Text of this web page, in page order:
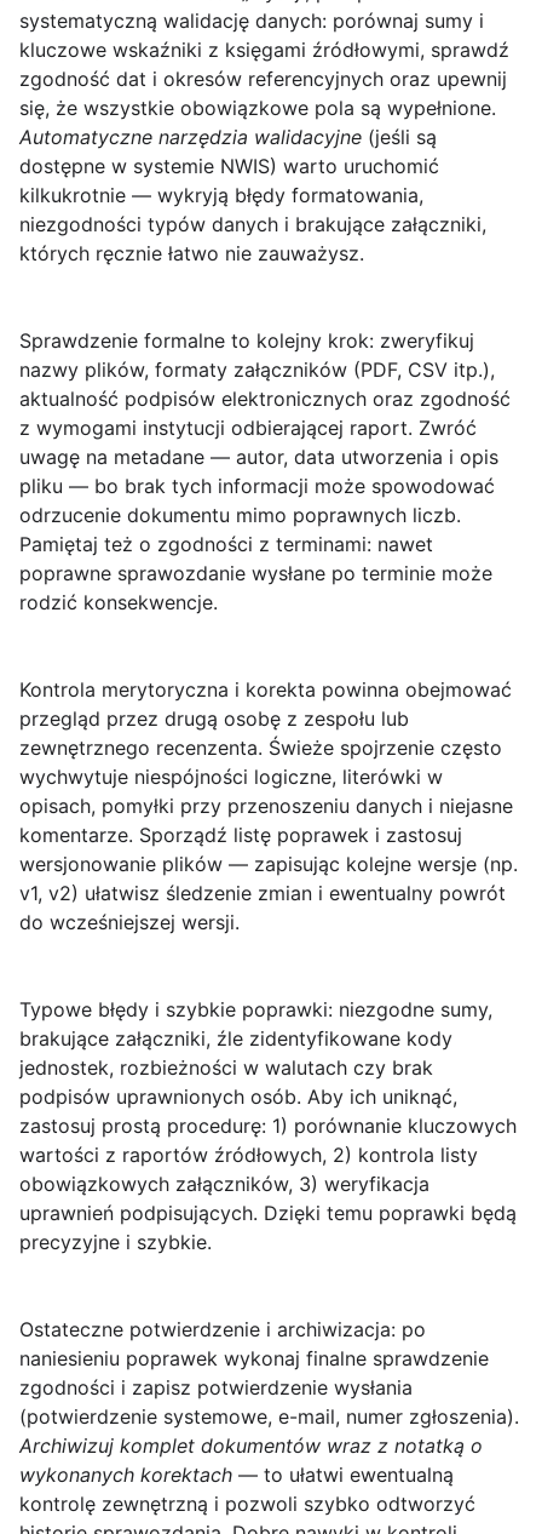
systematyczną walidację danych: porównaj sumy i
kluczowe wskaźniki z księgami źródłowymi, sprawdź
zgodność dat i okresów referencyjnych oraz upewnij
się, że wszystkie obowiązkowe pola są wypełnione.
Automatyczne narzędzia walidacyjne (jeśli są
dostępne w systemie NWIS) warto uruchomić
kilkukrotnie — wykryją błędy formatowania,
niezgodności typów danych i brakujące załączniki,
których ręcznie łatwo nie zauważysz.
Sprawdzenie formalne to kolejny krok: zweryfikuj
nazwy plików, formaty załączników (PDF, CSV itp.),
aktualność podpisów elektronicznych oraz zgodność
z wymogami instytucji odbierającej raport. Zwróć
uwagę na metadane — autor, data utworzenia i opis
pliku — bo brak tych informacji może spowodować
odrzucenie dokumentu mimo poprawnych liczb.
Pamiętaj też o zgodności z terminami: nawet
poprawne sprawozdanie wysłane po terminie może
rodzić konsekwencje.
Kontrola merytoryczna i korekta powinna obejmować
przegląd przez drugą osobę z zespołu lub
zewnętrznego recenzenta. Świeże spojrzenie często
wychwytuje niespójności logiczne, literówki w
opisach, pomyłki przy przenoszeniu danych i niejasne
komentarze. Sporządź listę poprawek i zastosuj
wersjonowanie plików — zapisując kolejne wersje (np.
v1, v2) ułatwisz śledzenie zmian i ewentualny powrót
do wcześniejszej wersji.
Typowe błędy i szybkie poprawki: niezgodne sumy,
brakujące załączniki, źle zidentyfikowane kody
jednostek, rozbieżności w walutach czy brak
podpisów uprawnionych osób. Aby ich uniknąć,
zastosuj prostą procedurę: 1) porównanie kluczowych
wartości z raportów źródłowych, 2) kontrola listy
obowiązkowych załączników, 3) weryfikacja
uprawnień podpisujących. Dzięki temu poprawki będą
precyzyjne i szybkie.
Ostateczne potwierdzenie i archiwizacja: po
naniesieniu poprawek wykonaj finalne sprawdzenie
zgodności i zapisz potwierdzenie wysłania
(potwierdzenie systemowe, e-mail, numer zgłoszenia).
Archiwizuj komplet dokumentów wraz z notatką o
wykonanych korektach — to ułatwi ewentualną
kontrolę zewnętrzną i pozwoli szybko odtworzyć